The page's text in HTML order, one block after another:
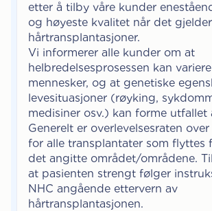
etter å tilby våre kunder
og høyeste kvalitet når det gjelder
hårtransplantasjoner.
Vi informerer alle kunder om at
helbredelsesprosessen kan
mennesker, og at genetiske
levesituasjoner (røyking,
medisiner osv.) kan forme utfallet
Generelt er overlevelsesraten
for alle transplantater som flyttes
det angitte området/områdene.
at pasienten strengt følger
NHC angående ettervern av
hårtransplantasjonen.